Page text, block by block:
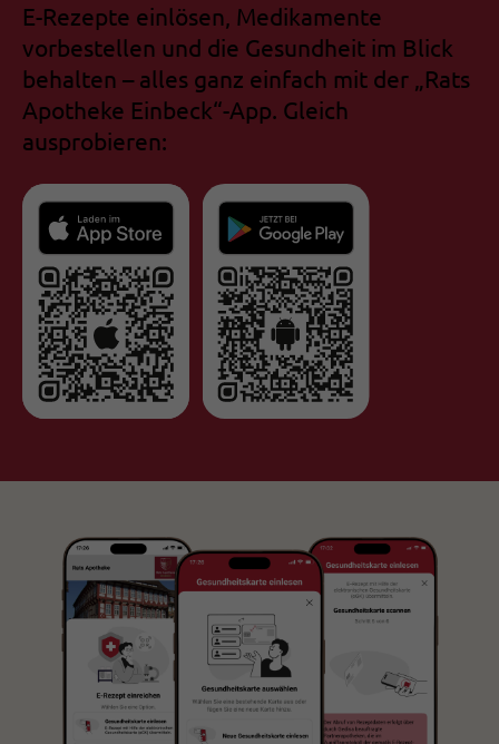
E-Rezepte einlösen, Medikamente
vorbestellen und die Gesundheit im Blick
behalten – alles ganz einfach mit der „Rats
Apotheke Einbeck“-App. Gleich
ausprobieren: